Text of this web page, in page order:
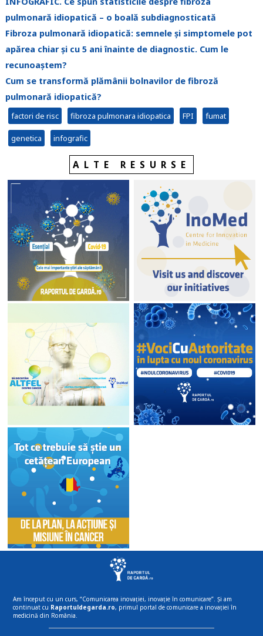
pulmonară idiopatică – o boală subdiagnosticată
Fibroza pulmonară idiopatică: semnele și simptomele pot
apărea chiar și cu 5 ani înainte de diagnostic. Cum le
recunoaștem?
Cum se transformă plămânii bolnavilor de fibroză
pulmonară idiopatică?
factori de risc fibroza pulmonara idiopatica FPI fumat
genetica infografic
ALTE RESURSE
Am început cu un curs, “Comunicarea inovației, inovație în comunicare”. Și am
continuat cu Raportuldegarda.ro, primul portal de comunicare a inovației în
medicină din România.